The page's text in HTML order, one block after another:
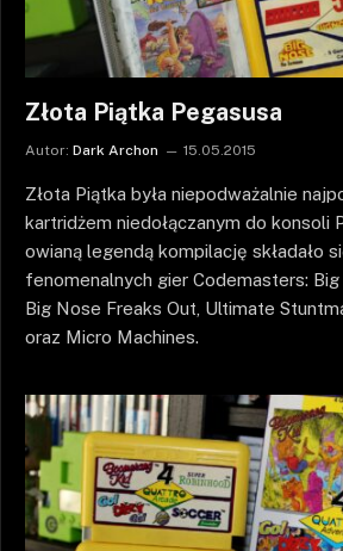
Złota Piątka Pegasusa
Autor: Dark Archon 15.05.2015
Złota Piątka była niepodważalnie
kartridżem niedołączanym do konsoli
owianą legendą kompilację składało
fenomenalnych gier Codemasters: Big
Big Nose Freaks Out, Ultimate
oraz Micro Machines.